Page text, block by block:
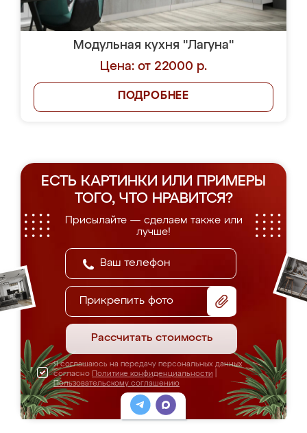
Модульная кухня "Лагуна"
Цена: от 22000 р.
ПОДРОБНЕЕ
ЕСТЬ КАРТИНКИ ИЛИ ПРИМЕРЫ
ТОГО, ЧТО НРАВИТСЯ?
Присылайте — сделаем также или
лучше!
Прикрепить фото
Рассчитать стоимость
Я соглашаюсь на передачу персональных данных
согласно Политике конфиденциальности
Пользовательскому соглашению